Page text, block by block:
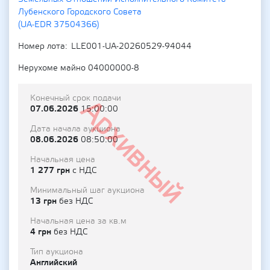
Лубенского Городского Совета
(UA-EDR 37504366)
Номер лота
LLE001-UA-20260529-94044
Нерухоме майно 04000000-8
Архивный
Конечный срок подачи
07.06.202615:00:00
Дата начала аукциона
08.06.2026 08:50:00
Начальная цена
1 277 грн с НДС
Минимальный шаг аукциона
13 грн без НДС
Начальная цена за кв.м
4 грн без НДС
Тип аукциона
Английский